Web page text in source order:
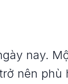
nay.
nên phù